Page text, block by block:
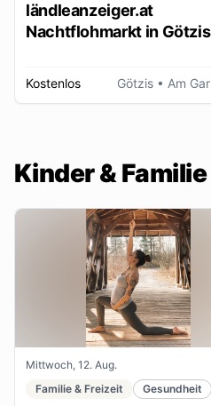
ländleanzeiger.at
Nachtflohmarkt in Götzis
Kostenlos Götzis • Am
Kinder & Familie
Mittwoch, 12. Aug.
Familie & Freizeit
Gesundheit